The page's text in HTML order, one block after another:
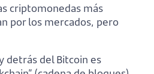
criptomonedas más
por los mercados, pero
detrás del Bitcoin es